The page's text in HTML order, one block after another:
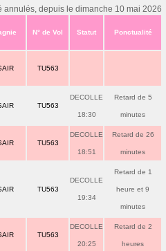
annulés, depuis le dimanche 10 mai 2026
N° de Vol Statut Ponctualité
TU563
TU563
DECOLLE
18:30
Retard de 5
minutes
TU563
DECOLLE
18:51
Retard de 26
minutes
TU563
DECOLLE
19:34
Retard de 1
heure et 9
minutes
TU563
DECOLLE
20:25
Retard de 2
heures